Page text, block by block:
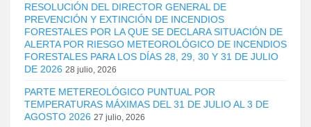
RESOLUCIÓN DEL DIRECTOR GENERAL DE
PREVENCIÓN Y EXTINCIÓN DE INCENDIOS
FORESTALES POR LA QUE SE DECLARA SITUACIÓN DE
ALERTA POR RIESGO METEOROLÓGICO DE INCENDIOS
FORESTALES PARA LOS DÍAS 28, 29, 30 Y 31 DE JULIO
DE 2026 28 julio, 2026
PARTE METEREOLÓGICO PUNTUAL POR
TEMPERATURAS MÁXIMAS DEL 31 DE JULIO AL 3 DE
AGOSTO 2026 27 julio, 2026